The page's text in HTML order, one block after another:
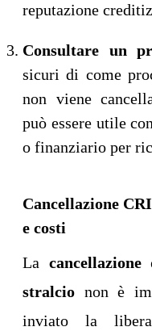
reputazione
Consultare un
sicuri di come
non viene
può essere utile
o finanziario per
Cancellazione
e costi
La
stralcio non è
inviato la